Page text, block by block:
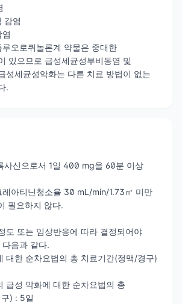
감염
오로퀴놀론계 약물은 중대한
있으므로 급성세균성부비동염 및
성세균성악화는 다른 치료 방법이 없는
.
사신으로서 1일 400 mg을 60분 이상
아티닌청소율 30 mL/min/1.73㎡ 미만
필요하지 않다.
도 또는 임상반응에 따라 결정되어야
음과 같다.
대한 순차요법의 총 치료기간(정맥/경구)
급성 악화에 대한 순차요법의 총
) : 5일